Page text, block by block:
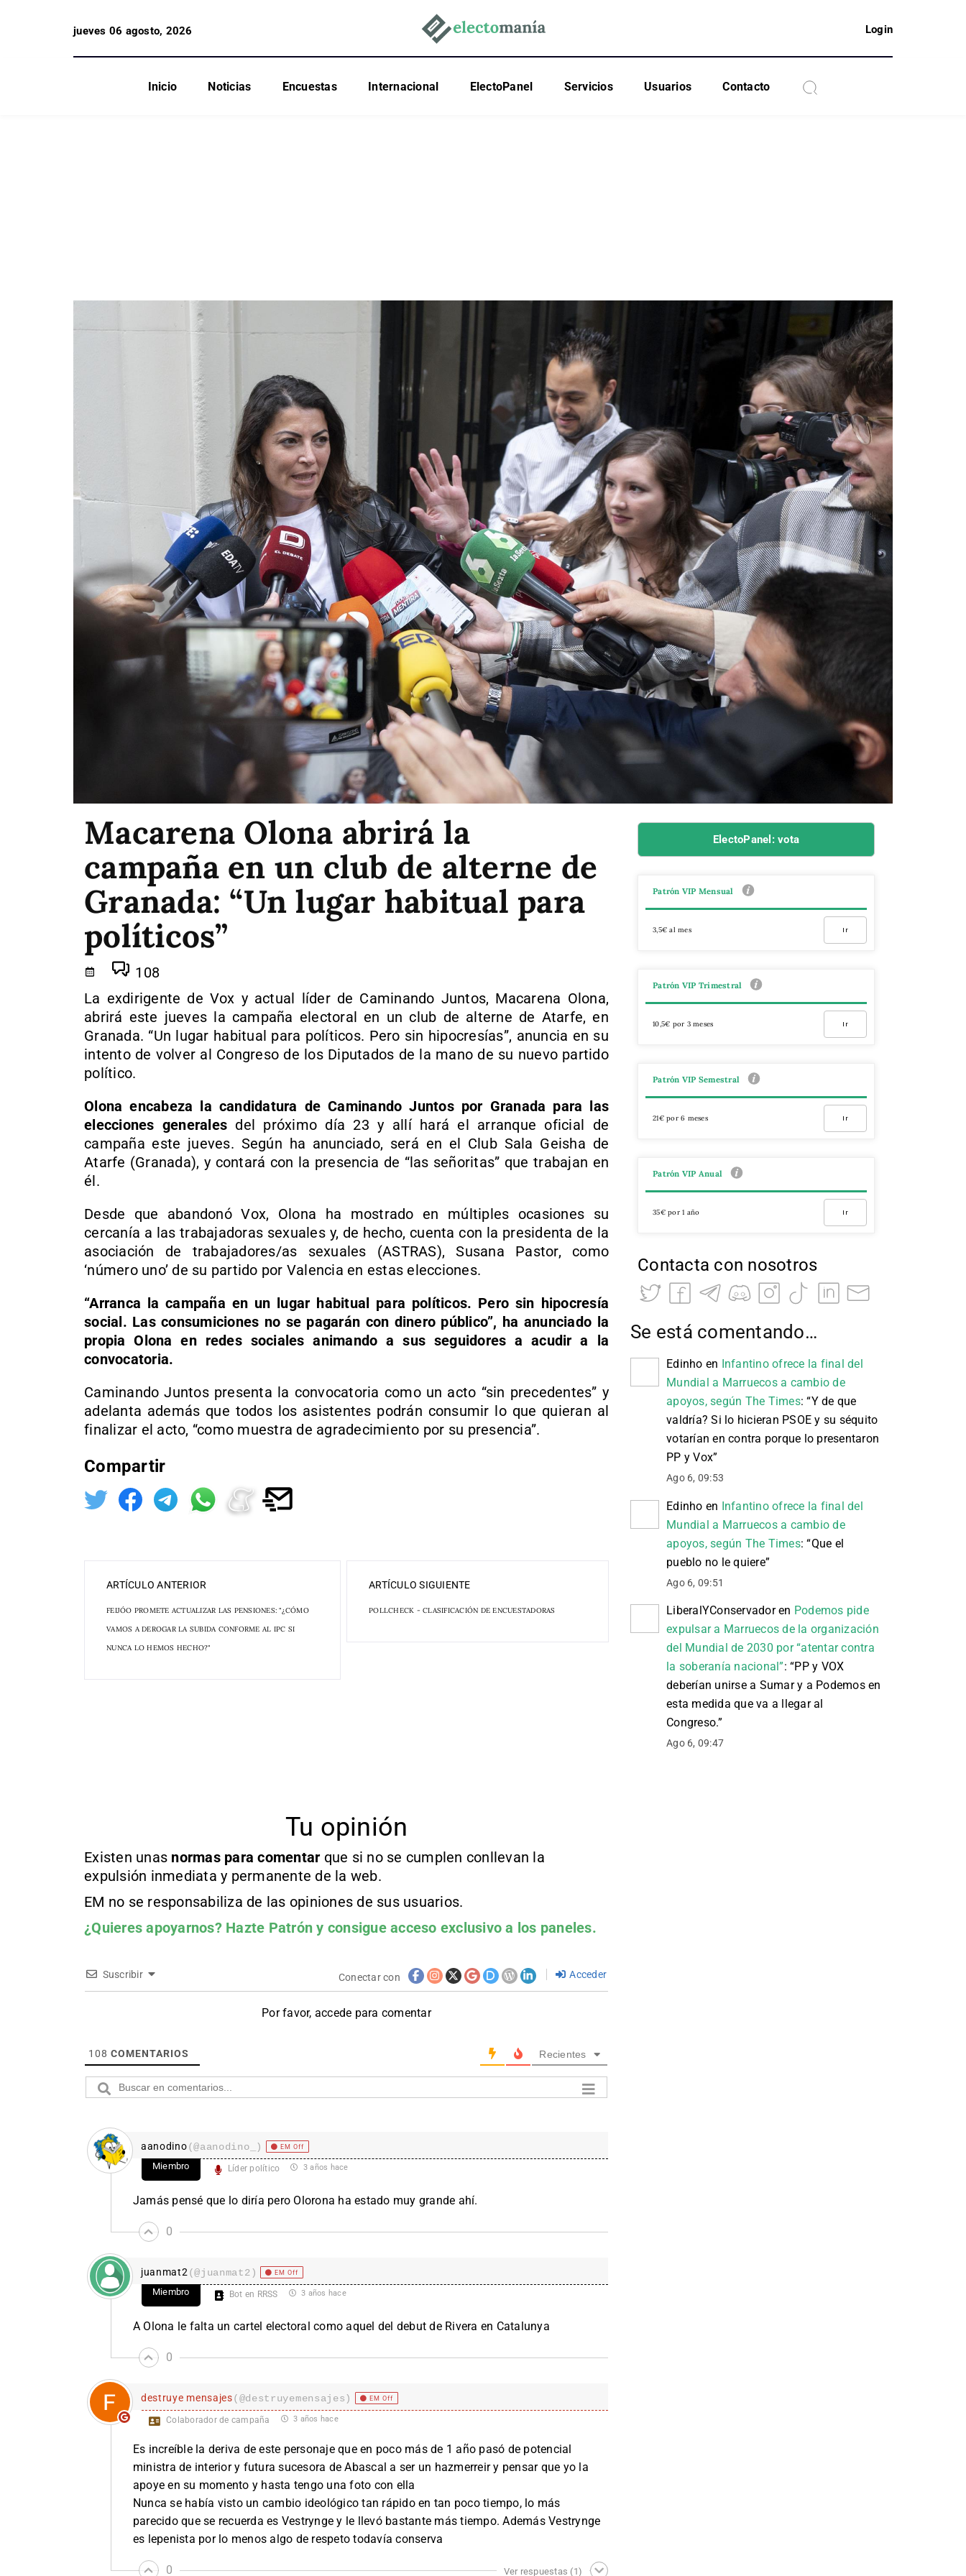
jueves 06 agosto, 2026 Login
Inicio Noticias Encuestas Internacional ElectoPanel Servicios Usuarios Contacto
Macarena Olona abrirá la
campaña en un club de alterne de
Granada: “Un lugar habitual para
políticos”
108
La exdirigente de Vox y actual líder de Caminando Juntos, Macarena Olona,
abrirá este jueves la campaña electoral en un club de alterne de Atarfe, en
Granada. “Un lugar habitual para políticos. Pero sin hipocresías”, anuncia en su
intento de volver al Congreso de los Diputados de la mano de su nuevo partido
político.
Olona encabeza la candidatura de Caminando Juntos por Granada para las
elecciones generales del próximo día 23 y allí hará el arranque oficial de
campaña este jueves. Según ha anunciado, será en el Club Sala Geisha de
Atarfe (Granada), y contará con la presencia de “las señoritas” que trabajan en
él.
Desde que abandonó Vox, Olona ha mostrado en múltiples ocasiones su
cercanía a las trabajadoras sexuales y, de hecho, cuenta con la presidenta de la
asociación de trabajadores/as sexuales (ASTRAS), Susana Pastor, como
‘número uno’ de su partido por Valencia en estas elecciones.
“Arranca la campaña en un lugar habitual para políticos. Pero sin hipocresía
social. Las consumiciones no se pagarán con dinero público”, ha anunciado la
propia Olona en redes sociales animando a sus seguidores a acudir a la
convocatoria.
Caminando Juntos presenta la convocatoria como un acto “sin precedentes” y
adelanta además que todos los asistentes podrán consumir lo que quieran al
finalizar el acto, “como muestra de agradecimiento por su presencia”.
Compartir
ARTÍCULO ANTERIOR
FEIJÓO PROMETE ACTUALIZAR LAS PENSIONES: "¿CÓMO
VAMOS A DEROGAR LA SUBIDA CONFORME AL IPC SI
NUNCA LO HEMOS HECHO?"
ARTÍCULO SIGUIENTE
POLLCHECK - CLASIFICACIÓN DE ENCUESTADORAS
Tu opinión
Existen unas normas para comentar que si no se cumplen conllevan la
expulsión inmediata y permanente de la web.
EM no se responsabiliza de las opiniones de sus usuarios.
¿Quieres apoyarnos? Hazte Patrón y consigue acceso exclusivo a los paneles.
Suscribir Conectar con Acceder
Por favor, accede para comentar
108 COMENTARIOS Recientes
aanodino(@aanodino_) EM Off
Miembro Líder político 3 años hace
Jamás pensé que lo diría pero Olorona ha estado muy grande ahí.
0
juanmat2 (@juanmat2) EM Off
Miembro Bot en RRSS 3 años hace
A Olona le falta un cartel electoral como aquel del debut de Rivera en Catalunya
0
destruye mensajes(@destruyemensajes) EM Off
Colaborador de campaña 3 años hace
Es increíble la deriva de este personaje que en poco más de 1 año pasó de potencial
ministra de interior y futura sucesora de Abascal a ser un hazmerreir y pensar que yo la
apoye en su momento y hasta tengo una foto con ella
Nunca se había visto un cambio ideológico tan rápido en tan poco tiempo, lo más
parecido que se recuerda es Vestrynge y le llevó bastante más tiempo. Además Vestrynge
es lepenista por lo menos algo de respeto todavía conserva
0 Ver respuestas (1)
ElectoPanel: vota
Patrón VIP Mensual
3,5€ al mes Ir
Patrón VIP Trimestral
10,5€ por 3 meses Ir
Patrón VIP Semestral
21€ por 6 meses Ir
Patrón VIP Anual
35€ por 1 año Ir
Contacta con nosotros
Se está comentando…
Edinho en Infantino ofrece la final del
Mundial a Marruecos a cambio de
apoyos, según The Times: “Y de que
valdría? Si lo hicieran PSOE y su séquito
votarían en contra porque lo presentaron
PP y Vox”
Ago 6, 09:53
Edinho en Infantino ofrece la final del
Mundial a Marruecos a cambio de
apoyos, según The Times: “Que el
pueblo no le quiere”
Ago 6, 09:51
LiberalYConservadoren Podemos pide
expulsar a Marruecos de la organización
del Mundial de 2030 por “atentar contra
la soberanía nacional”: “PP y VOX
deberían unirse a Sumar y a Podemos en
esta medida que va a llegar al
Congreso.”
Ago 6, 09:47